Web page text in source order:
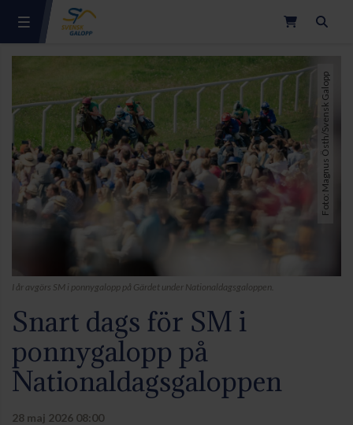
Foto: Magnus Östh/Svensk Galopp
I år avgörs SM i ponnygalopp på Gärdet under Nationaldagsgaloppen.
Snart dags för SM i
ponnygalopp på
Nationaldagsgaloppen
28 maj 2026 08:00